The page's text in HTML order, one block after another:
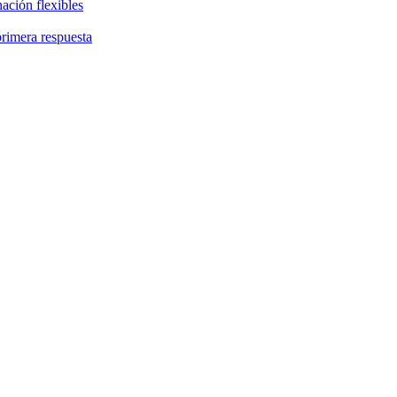
flexibles
respuesta